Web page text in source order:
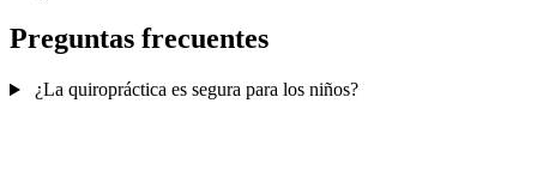
Preguntas frecuentes
¿La quiropráctica es segura para los niños?